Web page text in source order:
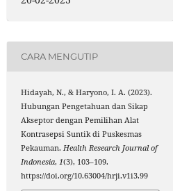
CARA MENGUTIP
Hidayah, N., & Haryono, I. A. (2023).
Hubungan Pengetahuan dan Sikap
Akseptor dengan Pemilihan Alat
Kontrasepsi Suntik di Puskesmas
Pekauman.Health Research Journal of
Indonesia,1(3), 103–109.
https://doi.org/10.63004/hrji.v1i3.99